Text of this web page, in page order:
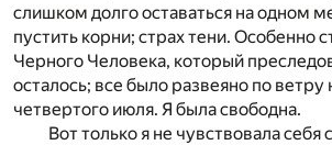
слишком долго оставаться на одном
пустить корни; страх тени. Особенно
Черного Человека, который
осталось; все было развеяно по ветру
четвертого июля. Я была свободна.
Вот только я не чувствовала